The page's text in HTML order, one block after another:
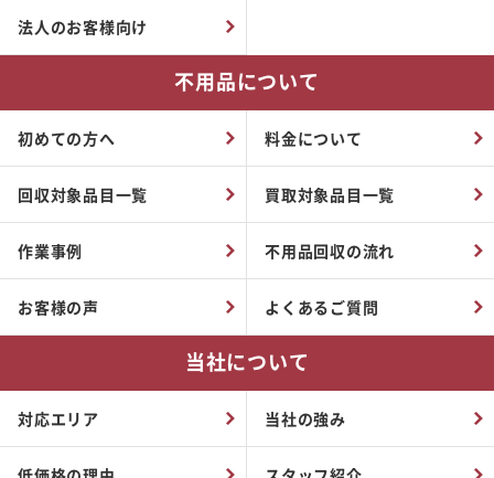
法人のお客様向け
不用品について
初めての方へ 料金について
回収対象品目一覧 買取対象品目一覧
作業事例 不用品回収の流れ
お客様の声 よくあるご質問
当社について
対応エリア 当社の強み